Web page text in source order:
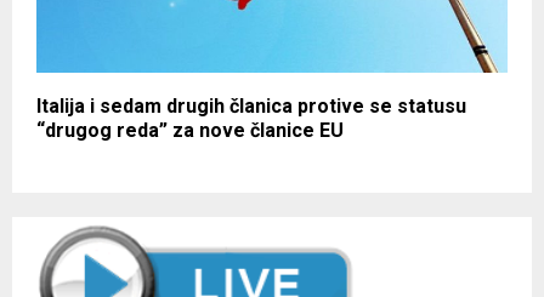
Italija i sedam drugih članica protive se statusu
“drugog reda” za nove članice EU